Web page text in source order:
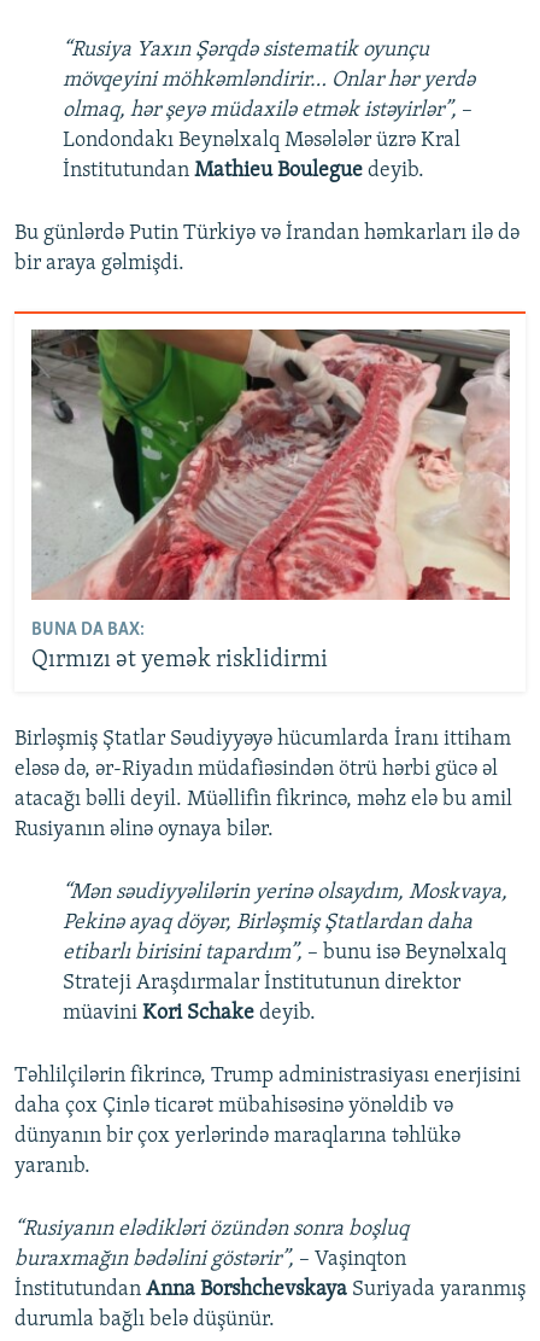
“Rusiya Yaxın Şərqdə sistematik oyunçu
mövqeyini möhkəmləndirir… Onlar hər yerdə
olmaq, hər şeyə müdaxilə etmək istəyirlər”, –
Londondakı Beynəlxalq Məsələlər üzrə Kral
İnstitutundan Mathieu Boulegue deyib.
Bu günlərdə Putin Türkiyə və İrandan həmkarları ilə də
bir araya gəlmişdi.
BUNA DA BAX:
Qırmızı ət yemək risklidirmi
Birləşmiş Ştatlar Səudiyyəyə hücumlarda İranı ittiham
eləsə də, ər-Riyadın müdafiəsindən ötrü hərbi gücə əl
atacağı bəlli deyil. Müəllifin fikrincə, məhz elə bu amil
Rusiyanın əlinə oynaya bilər.
“Mən səudiyyəlilərin yerinə olsaydım, Moskvaya,
Pekinə ayaq döyər, Birləşmiş Ştatlardan daha
etibarlı birisini tapardım”, – bunu isə Beynəlxalq
Strateji Araşdırmalar İnstitutunun direktor
müavini Kori Schake deyib.
Təhlilçilərin fikrincə, Trump administrasiyası enerjisini
daha çox Çinlə ticarət mübahisəsinə yönəldib və
dünyanın bir çox yerlərində maraqlarına təhlükə
yaranıb.
“Rusiyanın elədikləri özündən sonra boşluq
buraxmağın bədəlini göstərir”, – Vaşinqton
İnstitutundan Anna Borshchevskaya Suriyada yaranmış
durumla bağlı belə düşünür.